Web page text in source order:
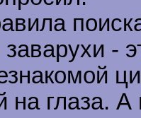
-
на глаза.